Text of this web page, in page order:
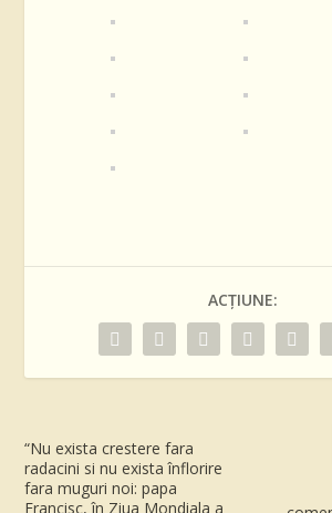
ACȚIUNE:
“Nu exista crestere fara
radacini si nu exista înflorire
fara muguri noi: papa
Francisc, în Ziua Mondiala a